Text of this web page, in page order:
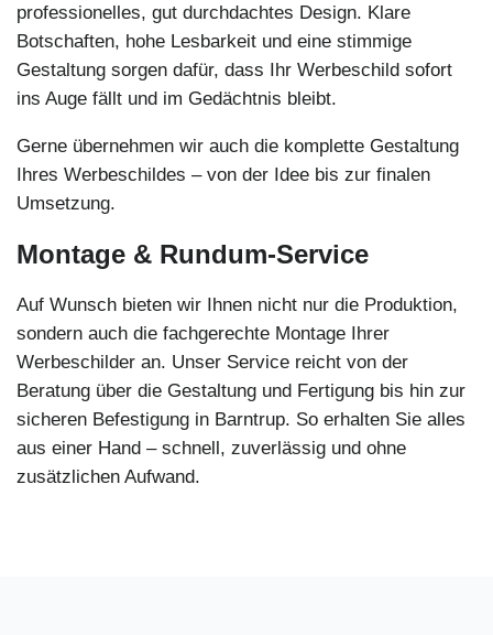
professionelles, gut durchdachtes Design. Klare
Botschaften, hohe Lesbarkeit und eine stimmige
Gestaltung sorgen dafür, dass Ihr Werbeschild sofort
ins Auge fällt und im Gedächtnis bleibt.
Gerne übernehmen wir auch die komplette Gestaltung
Ihres Werbeschildes – von der Idee bis zur finalen
Umsetzung.
Montage & Rundum-Service
Auf Wunsch bieten wir Ihnen nicht nur die Produktion,
sondern auch die fachgerechte Montage Ihrer
Werbeschilder an. Unser Service reicht von der
Beratung über die Gestaltung und Fertigung bis hin zur
sicheren Befestigung in Barntrup. So erhalten Sie alles
aus einer Hand – schnell, zuverlässig und ohne
zusätzlichen Aufwand.